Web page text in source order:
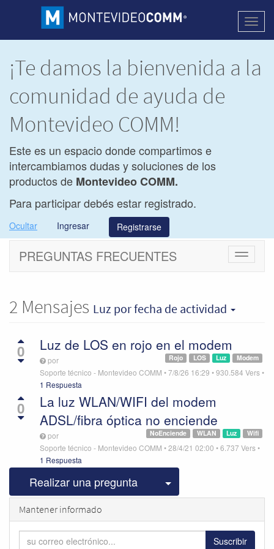
¡Te damos la bienvenida a la
comunidad de ayuda de
Montevideo COMM!
Este es un espacio donde compartimos e
intercambiamos dudas y soluciones de los
productos de Montevideo COMM.
Para participar debés estar registrado.
Ocultar Ingresar Registrarse
Cambiar
PREGUNTAS FRECUENTES
2 Mensajes Luz por fecha de actividad
0 Luz de LOS en rojo en el modem
Modem
Luz
LOS
Rojo
por
Soporte técnico - Montevideo COMM •7/8/26 16:29 •930.584 Vers•
1 Respuesta
0
La luz WLAN/WIFI del modem
ADSL/fibra óptica no enciende
Wifi
Luz
WLAN
NoEnciende
por
Soporte técnico - Montevideo COMM •28/4/21 02:00 •6.737 Vers•
1 Respuesta
Realizar una pregunta Seleccionar
Mantener informado
Suscribir